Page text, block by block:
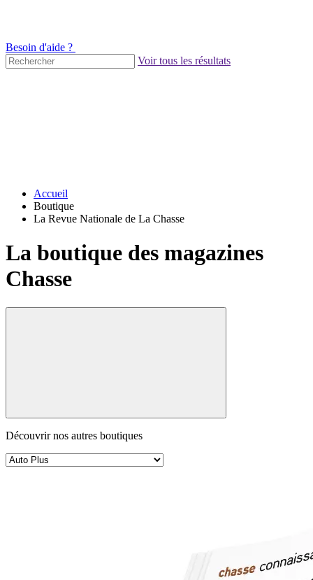
Besoin d'aide ?
Voir tous les résultats
Accueil
Boutique
La Revue Nationale de La Chasse
La boutique des magazines
Chasse
Découvrir nos autres boutiques